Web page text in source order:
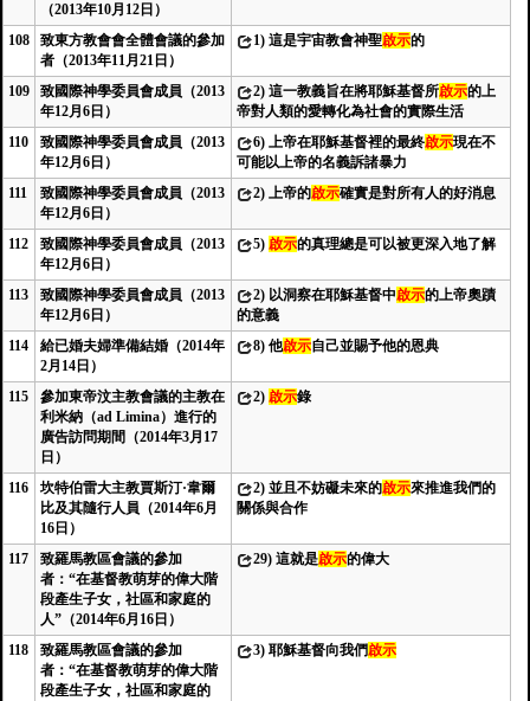
（2013年10月12日）
108
致東方教會會全體會議的參加
者（2013年11月21日）
1) 這是宇宙教會神聖啟示的
109
致國際神學委員會成員（2013
年12月6日）
2) 這一教義旨在將耶穌基督所啟示的上
帝對人類的愛轉化為社會的實際生活
110
致國際神學委員會成員（2013
年12月6日）
6) 上帝在耶穌基督裡的最終啟示現在不
可能以上帝的名義訴諸暴力
111
致國際神學委員會成員（2013
年12月6日）
2) 上帝的啟示確實是對所有人的好消息
112
致國際神學委員會成員（2013
年12月6日）
5) 啟示的真理總是可以被更深入地了解
113
致國際神學委員會成員（2013
年12月6日）
2) 以洞察在耶穌基督中啟示的上帝奧蹟
的意義
114
給已婚夫婦準備結婚（2014年
2月14日）
8) 他啟示自己並賜予他的恩典
115
參加東帝汶主教會議的主教在
利米納（ad Limina）進行的
廣告訪問期間（2014年3月17
日）
2) 啟示錄
116
坎特伯雷大主教賈斯汀·韋爾
比及其隨行人員（2014年6月
16日）
2) 並且不妨礙未來的啟示來推進我們的
關係與合作
117
致羅馬教區會議的參加
者：“在基督教萌芽的偉大階
段產生子女，社區和家庭的
人”（2014年6月16日）
29) 這就是啟示的偉大
118
致羅馬教區會議的參加
者：“在基督教萌芽的偉大階
段產生子女，社區和家庭的
3) 耶穌基督向我們啟示